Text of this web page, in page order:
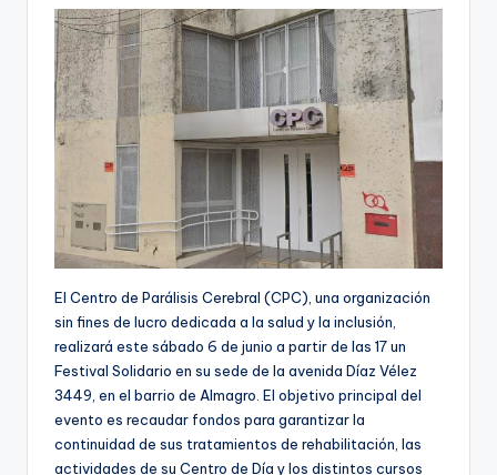
El Centro de Parálisis Cerebral (CPC), una organización
sin fines de lucro dedicada a la salud y la inclusión,
realizará este sábado 6 de junio a partir de las 17 un
Festival Solidario en su sede de la avenida Díaz Vélez
3449, en el barrio de Almagro. El objetivo principal del
evento es recaudar fondos para garantizar la
continuidad de sus tratamientos de rehabilitación, las
actividades de su Centro de Día y los distintos cursos